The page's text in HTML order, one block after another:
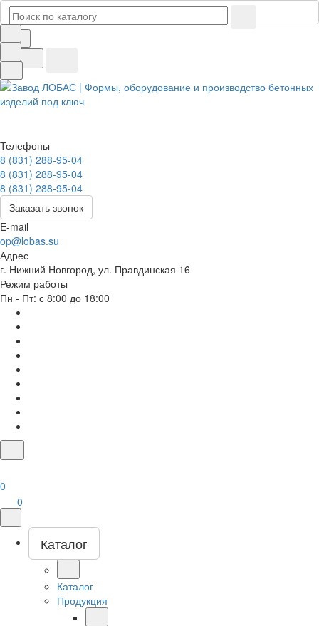
Телефоны
8 (831) 288-95-04
8 (831) 288-95-04
8 (831) 288-95-04
Заказать звонок
E-mail
op@lobas.su
Адрес
г. Нижний Новгород, ул. Правдинская 16
Режим работы
Пн - Пт: с 8:00 до 18:00
0
0
Каталог
Каталог
Продукция